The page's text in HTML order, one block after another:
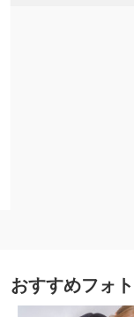
おすすめフォト